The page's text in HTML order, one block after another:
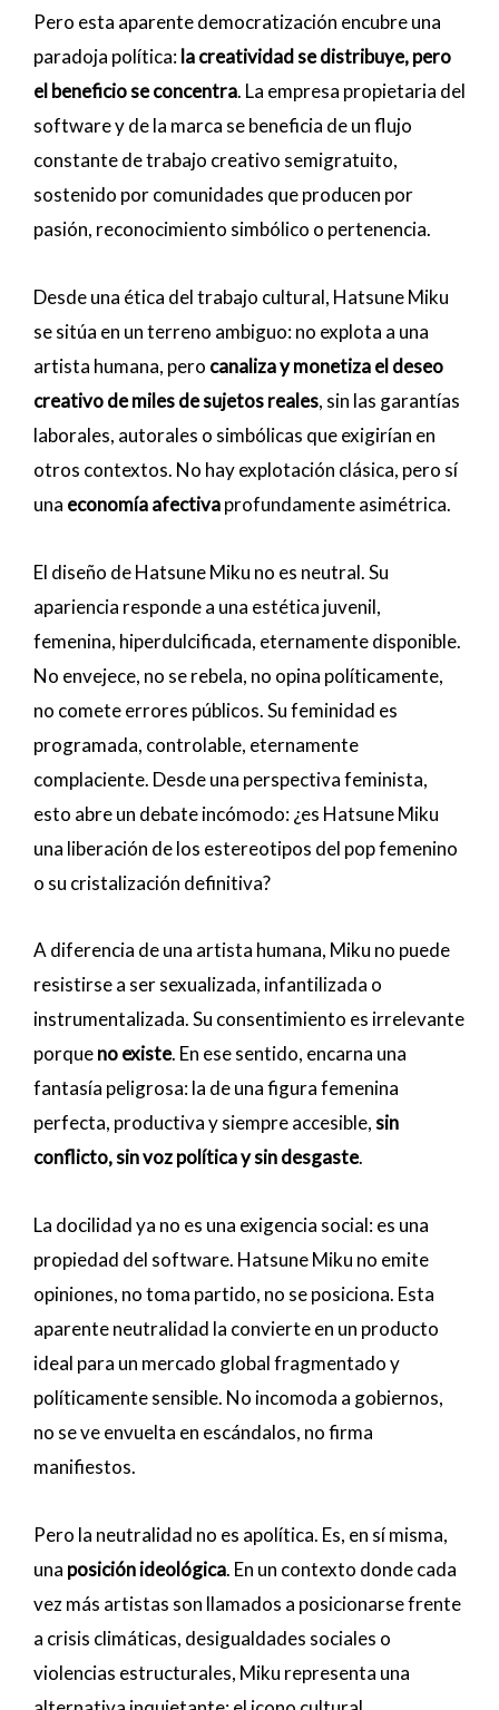
Pero esta aparente democratización encubre una
paradoja política:la creatividad se distribuye, pero
el beneficio se concentra. La empresa propietaria del
software y de la marca se beneficia de un flujo
constante de trabajo creativo semigratuito,
sostenido por comunidades que producen por
pasión, reconocimiento simbólico o pertenencia.
Desde una ética del trabajo cultural, Hatsune Miku
se sitúa en un terreno ambiguo: no explota a una
artista humana, pero canaliza y monetiza el deseo
creativo de miles de sujetos reales, sin las garantías
laborales, autorales o simbólicas que exigirían en
otros contextos. No hay explotación clásica, pero sí
una economía afectivaprofundamente asimétrica.
El diseño de Hatsune Miku no es neutral. Su
apariencia responde a una estética juvenil,
femenina, hiperdulcificada, eternamente disponible.
No envejece, no se rebela, no opina políticamente,
no comete errores públicos. Su feminidad es
programada, controlable, eternamente
complaciente. Desde una perspectiva feminista,
esto abre un debate incómodo: ¿es Hatsune Miku
una liberación de los estereotipos del pop femenino
o su cristalización definitiva?
A diferencia de una artista humana, Miku no puede
resistirse a ser sexualizada, infantilizada o
instrumentalizada. Su consentimiento es irrelevante
porqueno existe. En ese sentido, encarna una
fantasía peligrosa: la de una figura femenina
perfecta, productiva y siempre accesible,sin
conflicto, sin voz política y sin desgaste.
La docilidad ya no es una exigencia social: es una
propiedad del software. Hatsune Miku no emite
opiniones, no toma partido, no se posiciona. Esta
aparente neutralidad la convierte en un producto
ideal para un mercado global fragmentado y
políticamente sensible. No incomoda a gobiernos,
no se ve envuelta en escándalos, no firma
manifiestos.
Pero la neutralidad no es apolítica. Es, en sí misma,
una posición ideológica. En un contexto donde cada
vez más artistas son llamados a posicionarse frente
a crisis climáticas, desigualdades sociales o
violencias estructurales, Miku representa una